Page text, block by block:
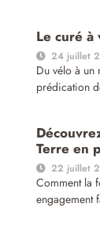
Le curé
24 juillet
Du vélo à un
prédication
Terre en
22 juillet
Comment la
engagement